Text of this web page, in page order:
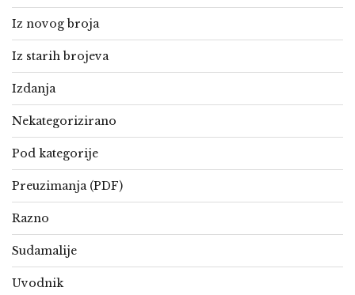
Iz novog broja
Iz starih brojeva
Izdanja
Nekategorizirano
Pod kategorije
Preuzimanja (PDF)
Razno
Sudamalije
Uvodnik